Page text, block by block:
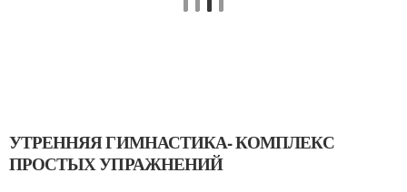
УТРЕННЯЯ ГИМНАСТИКА- КОМПЛЕКС
ПРОСТЫХ УПРАЖНЕНИЙ